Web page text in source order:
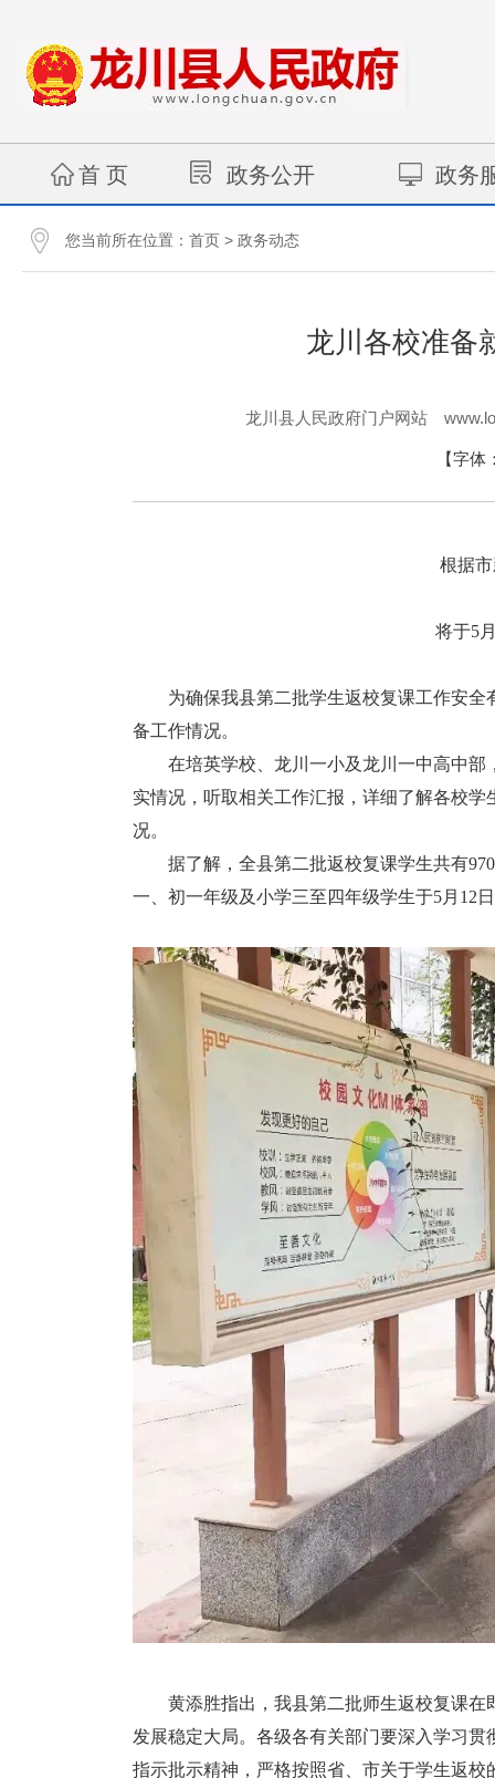
首 页 政务公开 政务
您当前所在位置： 首页 > 政务动态
龙川各校准备
龙川县人民政府门户网站
【字体
根据
将于5
为确保我县第二批学生返校复课工作安全
备工作情况。
在培英学校、龙川一小及龙川一中高中部
实情况，听取相关工作汇报，详细了解各校
况。
据了解，全县第二批返校复课学生共有
一、初一年级及小学三至四年级学生于5月12
黄添胜指出，我县第二批师生返校复课在
发展稳定大局。各级各有关部门要深入学习
指示批示精神，严格按照省、市关于学生返